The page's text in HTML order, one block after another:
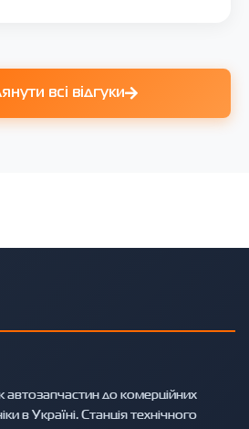
всі відгуки
автозапчастин до комерційних
в Україні. Станція технічного